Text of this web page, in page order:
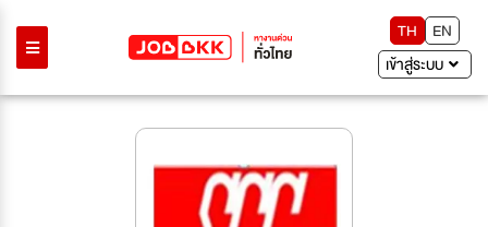
TH
EN
เข้าสู่ระบบ